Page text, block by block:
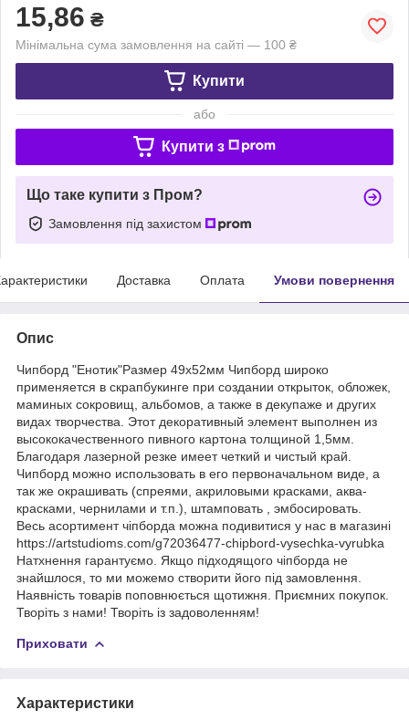
15,86 ₴
Мінімальна сума замовлення на сайті — 100 ₴
Купити
або
Купити з
Що таке купити з Пром?
Замовлення під захистом
Доставка Оплата Умови повернення
Опис
Чипборд "Енотик"Размер 49x52мм Чипборд широко
применяется в скрапбукинге при создании открыток, обложек,
маминых сокровищ, альбомов, а также в декупаже и других
видах творчества. Этот декоративный элемент выполнен из
высококачественного пивного картона толщиной 1,5мм.
Благодаря лазерной резке имеет четкий и чистый край.
Чипборд можно использовать в его первоначальном виде, а
так же окрашивать (спреями, акриловыми красками, аква-
красками, чернилами и т.п.), штамповать , эмбосировать.
Весь асортимент чіпборда можна подивитися у нас в магазині
https://artstudioms.com/g72036477-chipbord-vysechka-vyrubka
Натхнення гарантуємо. Якщо підходящого чіпборда не
знайшлося, то ми можемо створити його під замовлення.
Наявність товарів поповнюється щотижня. Приємних покупок.
Творіть з нами! Творіть із задоволенням!
Приховати
Характеристики